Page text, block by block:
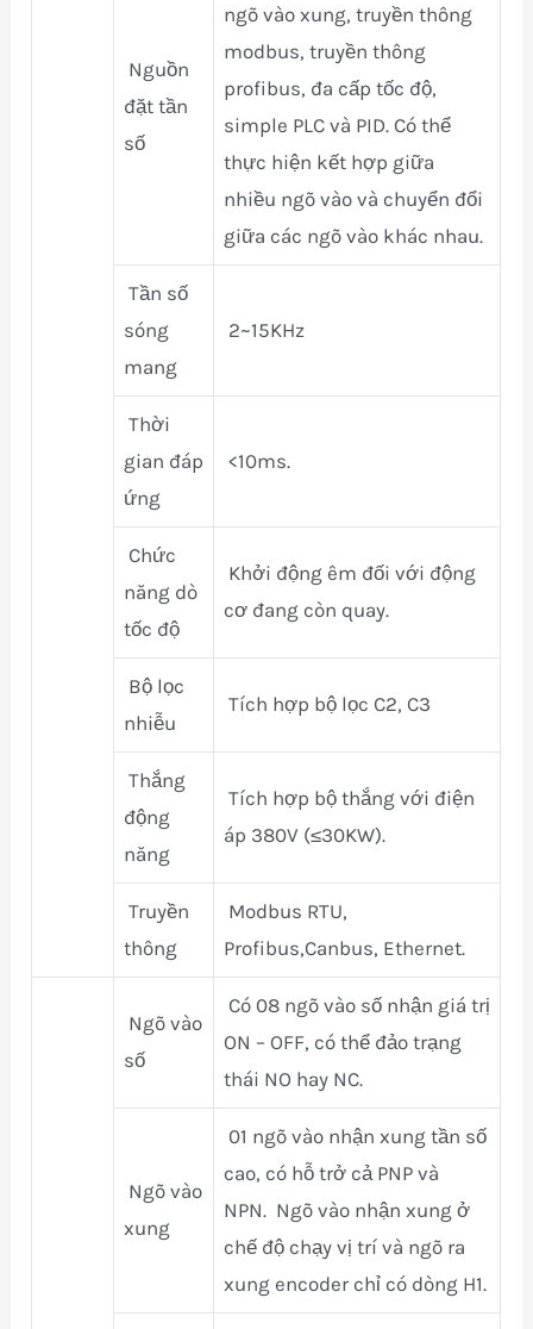
Nguồn
đặt tần
số
ngõ vào xung, truyền thông
modbus, truyền thông
profibus, đa cấp tốc độ,
simple PLC và PID. Có thể
thực hiện kết hợp giữa
nhiều ngõ vào và chuyển đổi
giữa các ngõ vào khác nhau.
Tần số
sóng
mang
2~15KHz
Thời
gian đáp
ứng
<10ms.
Chức
năng dò
tốc độ
Khởi động êm đối với động
cơ đang còn quay.
Bộ lọc
nhiễu
Tích hợp bộ lọc C2, C3
Thắng
động
năng
Tích hợp bộ thắng với điện
áp 380V (≤30KW).
Truyền
thông
Modbus RTU,
Profibus,Canbus, Ethernet.
Ngõ vào
số
Có 08 ngõ vào số nhận giá trị
ON – OFF, có thể đảo trạng
thái NO hay NC.
Ngõ vào
xung
01 ngõ vào nhận xung tần số
cao, có hỗ trở cả PNP và
NPN. Ngõ vào nhận xung ở
chế độ chạy vị trí và ngõ ra
xung encoder chỉ có dòng H1.